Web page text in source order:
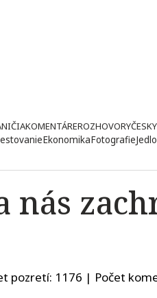
KOMENTÁREROZHOVORYČESKY
EkonomikaFotografieJedlo
pozretí: 1176 | Počet